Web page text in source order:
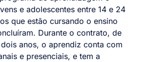
e adolescentes entre 14 e 24
que estão cursando o ensino
Durante o contrato, de
anos, o aprendiz conta com
e presenciais, e tem a